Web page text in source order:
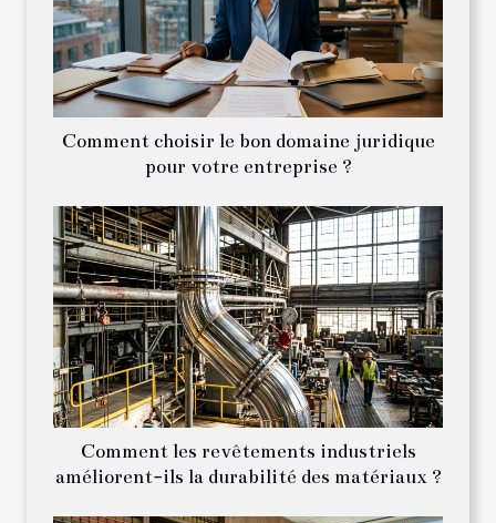
Comment choisir le bon domaine juridique
pour votre entreprise ?
Comment les revêtements industriels
améliorent-ils la durabilité des matériaux ?